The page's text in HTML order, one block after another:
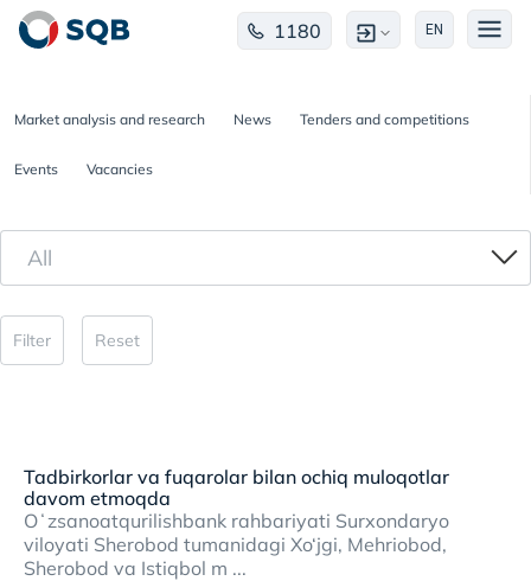
1180 EN
Market analysis and research News Tenders and competitions
Events Vacancies
All
Filter Reset
Tadbirkorlar va fuqarolar bilan ochiq muloqotlar
davom etmoqda
Oʻzsanoatqurilishbank rahbariyati Surxondaryo
viloyati Sherobod tumanidagi Xo‘jgi, Mehriobod,
Sherobod va Istiqbol m ...